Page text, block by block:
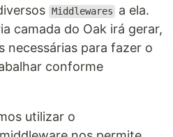
Middlewares
a ela.
camada do Oak irá gerar,
necessárias para fazer o
conforme
utilizar o